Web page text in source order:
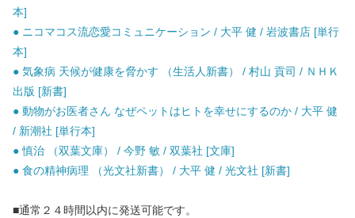
本]
● ニコマコス流恋愛コミュニケーション / 大平 健 / 岩波書店 [単行
本]
● 気象病 天候が健康を脅かす （生活人新書） / 村山 貢司 / ＮＨＫ
出版 [新書]
● 動物がお医者さん なぜペットはヒトを幸せにするのか / 大平 健
/ 新潮社 [単行本]
● 慎治 （双葉文庫） / 今野 敏 / 双葉社 [文庫]
● 食の精神病理 （光文社新書） / 大平 健 / 光文社 [新書]
■通常２４時間以内に発送可能です。